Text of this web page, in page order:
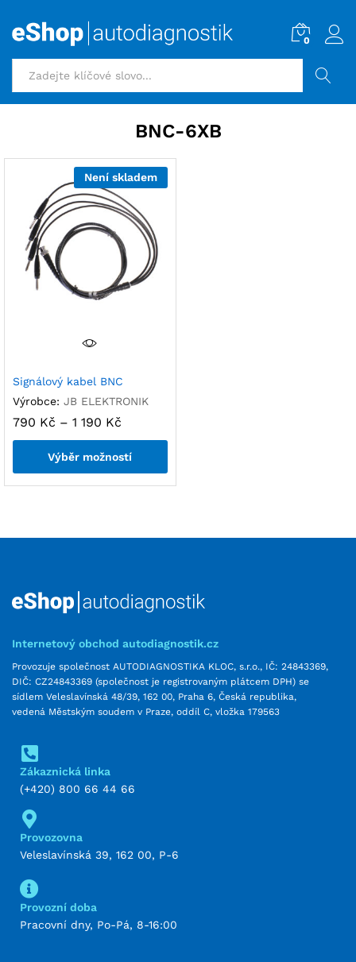
0
BNC-6XB
Není skladem
Signálový kabel BNC
Výrobce: JB ELEKTRONIK
790 Kč – 1 190 Kč
Výběr možností
Internetový obchod autodiagnostik.cz
Provozuje společnost AUTODIAGNOSTIKA KLOC, s.r.o., IČ: 24843369,
DIČ: CZ24843369 (společnost je registrovaným plátcem DPH) se
sídlem Veleslavínská 48/39, 162 00, Praha 6, Česká republika,
vedená Městským soudem v Praze, oddíl C, vložka 179563
Zákaznická linka
(+420) 800 66 44 66
Provozovna
Veleslavínská 39, 162 00, P-6
Provozní doba
Pracovní dny, Po-Pá, 8-16:00